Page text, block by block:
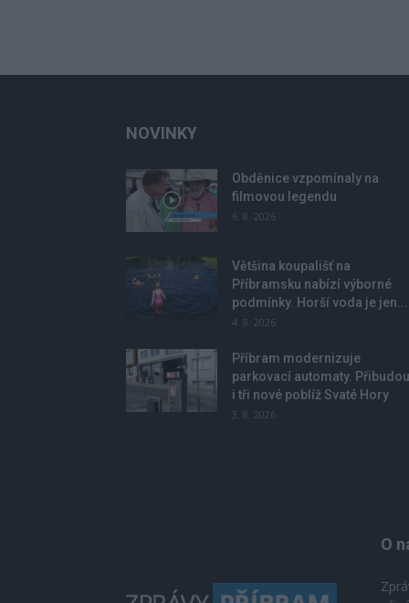
NOVINKY
Obděnice vzpomínaly na
filmovou legendu
6. 8. 2026
Většina koupališť na
Příbramsku nabízí výborné
podmínky. Horší voda je jen...
4. 8. 2026
Příbram modernizuje
parkovací automaty. Přibudou
i tři nové poblíž Svaté Hory
3. 8. 2026
O